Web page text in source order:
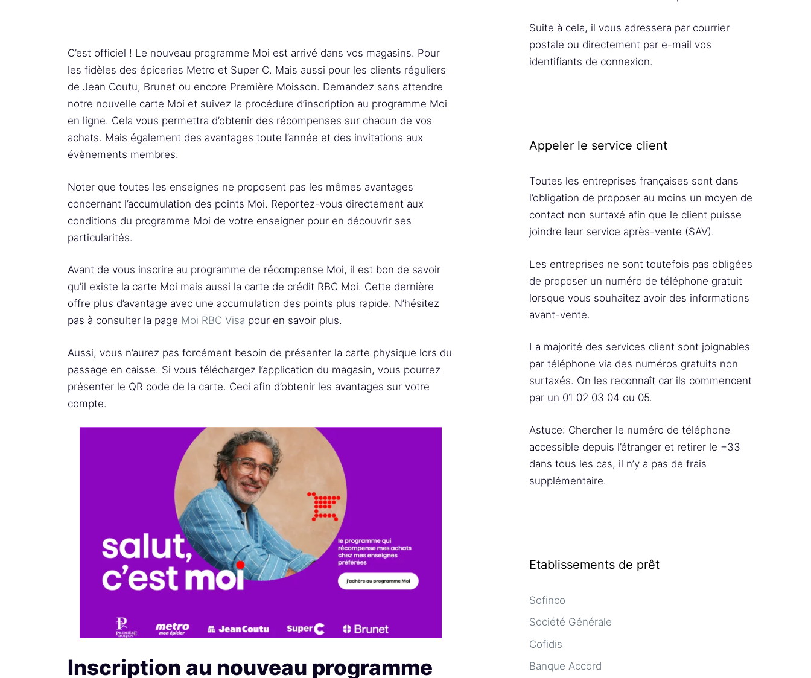
C’est officiel ! Le nouveau programme Moi est arrivé dans vos magasins. Pour
les fidèles des épiceries Metro et Super C. Mais aussi pour les clients réguliers
de Jean Coutu, Brunet ou encore Première Moisson. Demandez sans attendre
notre nouvelle carte Moi et suivez la procédure d’inscription au programme Moi
en ligne. Cela vous permettra d’obtenir des récompenses sur chacun de vos
achats. Mais également des avantages toute l’année et des invitations aux
évènements membres.
Noter que toutes les enseignes ne proposent pas les mêmes avantages
concernant l’accumulation des points Moi. Reportez-vous directement aux
conditions du programme Moi de votre enseigner pour en découvrir ses
particularités.
Avant de vous inscrire au programme de récompense Moi, il est bon de savoir
qu’il existe la carte Moi mais aussi la carte de crédit RBC Moi. Cette dernière
offre plus d’avantage avec une accumulation des points plus rapide. N’hésitez
pas à consulter la page Moi RBC Visa pour en savoir plus.
Aussi, vous n’aurez pas forcément besoin de présenter la carte physique lors du
passage en caisse. Si vous téléchargez l’application du magasin, vous pourrez
présenter le QR code de la carte. Ceci afin d’obtenir les avantages sur votre
compte.
Inscription au nouveau programme
Suite à cela, il vous adressera par courrier
postale ou directement par e-mail vos
identifiants de connexion.
Appeler le service client
Toutes les entreprises françaises sont dans
l’obligation de proposer au moins un moyen de
contact non surtaxé afin que le client puisse
joindre leur service après-vente (SAV).
Les entreprises ne sont toutefois pas obligées
de proposer un numéro de téléphone gratuit
lorsque vous souhaitez avoir des informations
avant-vente.
La majorité des services client sont joignables
par téléphone via des numéros gratuits non
surtaxés. On les reconnaît car ils commencent
par un 01 02 03 04 ou 05.
Astuce: Chercher le numéro de téléphone
accessible depuis l’étranger et retirer le +33
dans tous les cas, il n’y a pas de frais
supplémentaire.
Etablissements de prêt
Sofinco
Société Générale
Cofidis
Banque Accord